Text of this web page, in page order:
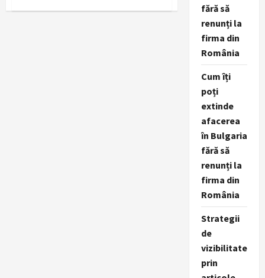
lansează
fără să
renunți la
firma din
România
Cum îți
poți
extinde
afacerea
în Bulgaria
fără să
renunți la
firma din
România
Strategii
de
vizibilitate
prin